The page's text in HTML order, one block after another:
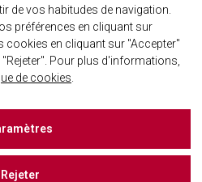
international.com
25 01 89
de vos habitudes de navigation.
préférences en cliquant sur
cookies en cliquant sur "Accepter"
Pour plus d'informations,
de cookies
Rejeter